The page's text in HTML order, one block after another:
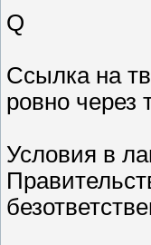
Q
Ссылка на
ровно через
Условия в